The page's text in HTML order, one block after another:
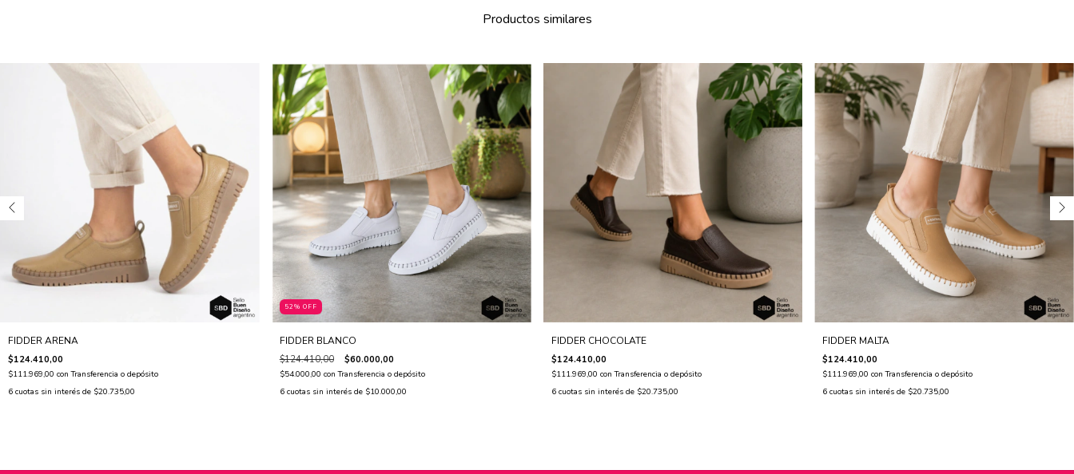
Productos similares
FIDDER ARENA
$124.410,00
$111.969,00 con Transferencia o depósito
6 cuotas sin interés de $20.735,00
52% OFF
FIDDER BLANCO
$124.410,00 $60.000,00
$54.000,00 con Transferencia o depósito
6 cuotas sin interés de $10.000,00
FIDDER CHOCOLATE
$124.410,00
$111.969,00 con Transferencia o depósito
6 cuotas sin interés de $20.735,00
FIDDER MALTA
$124.410,00
$111.969,00con Transferencia o depósito
6 cuotas sin interés de $20.735,00